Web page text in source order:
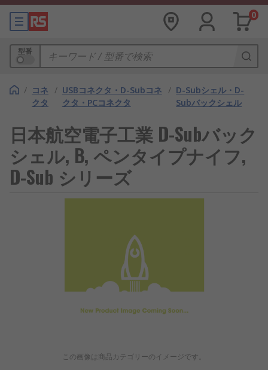
0
型番
/ コネ
クタ
/ USBコネクタ・D-Subコネ
クタ・PCコネクタ
/ D-Subシェル・D-
Subバックシェル
日本航空電子工業 D-Subバック
シェル, B, ペンタイプナイフ,
D-Sub シリーズ
この画像は商品カテゴリーのイメージです。